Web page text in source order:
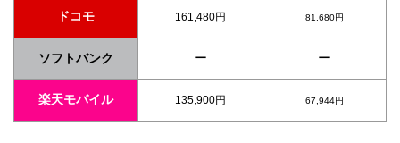
ドコモ 161,480円 81,680円
ソフトバンク ー ー
楽天モバイル 135,900円 67,944円